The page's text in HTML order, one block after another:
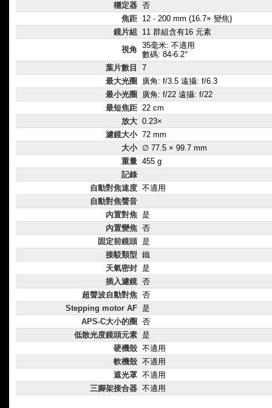
穩定器 否
焦距 12 - 200 mm (16.7× 變焦)
鏡片組
11 群組含有16 元素
視角 35毫米: 不適用
數碼: 84-6.2°
葉片數目
7
最大光圈
廣角: f/3.5 遠攝: f/6.3
最小光圈
廣角: f/22 遠攝: f/22
最短焦距 22 cm
放大 0.23×
濾鏡大小 72 mm
大小 ∅ 77.5 × 99.7 mm
重量 455 g
記錄
自動對焦速度 不適用
自動對焦聲音
內置對焦 是
內置變焦 否
固定前鏡頭 是
接駁類型 鐵
天氣密封 是
插入濾鏡 否
超聲波自動對焦 否
Stepping motor AF 是
APS-C大小的圈
否
低散光度鏡頭元素 是
硬機殼 不適用
軟機殼 不適用
遮光罩 不適用
三腳架接合器 不適用